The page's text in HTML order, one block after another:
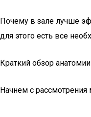
Почему в зале лучше
для этого есть все
Краткий обзор
Начнем с